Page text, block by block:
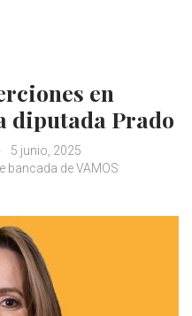
en
diputada Prado
5 junio, 2025
bancada de VAMOS